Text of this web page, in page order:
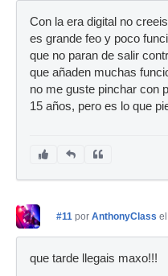
Con la era digital no
es grande feo y poco
que no paran de salir
que añaden muchas
no me guste pinchar con
15 años, pero es lo que
#11 por AnthonyClass
que tarde llegais maxo!!!